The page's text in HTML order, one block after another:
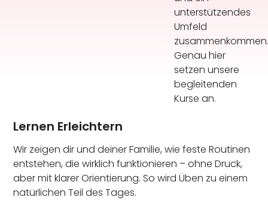
unterstützendes
Umfeld
Genau hier
setzen unsere
begleitenden
Kurse an.
Lernen Erleichtern
Wir zeigen dir und deiner Familie, wie feste Routinen
entstehen, die wirklich funktionieren – ohne Druck,
aber mit klarer Orientierung. So wird Üben zu einem
natürlichen Teil des Tages.